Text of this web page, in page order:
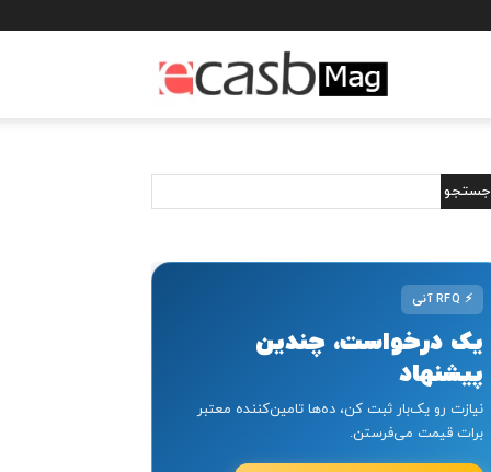
⚡
یک درخواست، چندین
پیشنهاد
نیازت رو یک‌بار ثبت کن، ده‌ها تامین‌کننده معتبر
برات قیمت می‌فرستن.